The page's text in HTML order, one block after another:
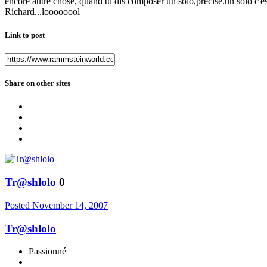
Richard...loooooool
Link to post
Share on other sites
Tr@shlolo 0
Posted November 14, 2007
Tr@shlolo
Passionné